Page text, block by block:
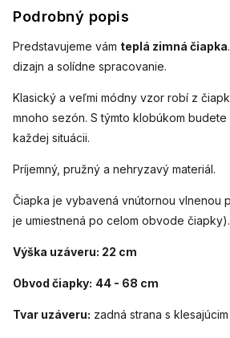
Podrobný popis
Predstavujeme vám teplá zimná čiapka
dizajn a solídne spracovanie.
Klasický a veľmi módny vzor robí z
mnoho sezón. S týmto klobúkom
každej situácii.
Príjemný, pružný a nehryzavý materiál.
Čiapka je vybavená vnútornou vlnenou
je umiestnená po celom obvode čiapky).
Výška uzáveru: 22 cm
Obvod čiapky: 44 - 68 cm
Tvar uzáveru: zadná strana s
spracovania.